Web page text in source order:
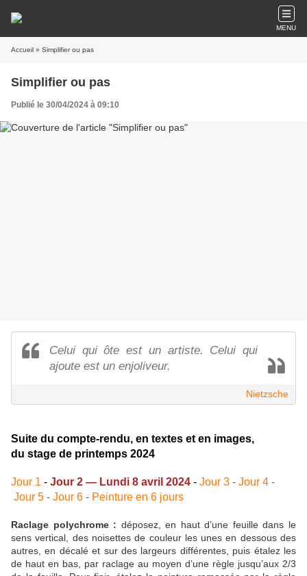
MENU
Accueil » Simplifier ou pas
Simplifier ou pas
Publié le 30/04/2024 à 09:10
Celui qui ôte est un artiste. Celui qui
ajoute est un enjoliveur.
Nietzsche
Suite du compte-rendu, en textes et en images,
du stage de printemps 2024
Jour 1 - Jour 2 — Lundi 8 avril 2024 - Jour 3 - Jour 4 -
Jour 5 - Jour 6 - Peinture en 6 jours
Raclage polychrome : déposez, en haut d’une feuille dans le
sens vertical, des noisettes de couleur les unes en dessous des
autres, en décalé et sur des largeurs différentes, puis étalez les
de haut en bas, par raclage au moyen d’une règle jusqu’aux 2/3